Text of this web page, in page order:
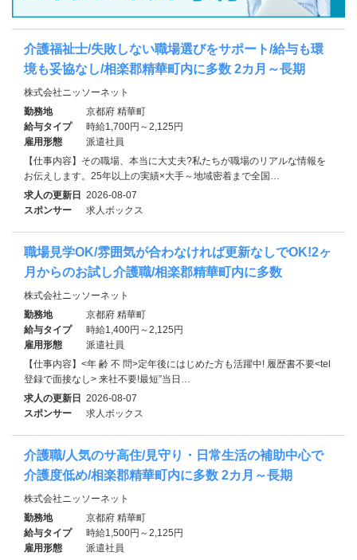
介護福祉士/失敗しない職場選びをサポート/給与も環
境も妥協なし/相楽郡精華町内に多数 2カ月～長期
株式会社ニッソーネット
勤務地
京都府 精華町
給与タイプ
時給1,700円～2,125円
雇用形態
派遣社員
【仕事内容】その職場、本当に大丈夫?私たちが職場のリアルな情報を
お伝えします。25年以上の実績×大手～地域密着まで全国…
求人の更新日 2026-08-07
スポンサー
求人ボックス
職場見学OK/雰囲気が合わなければ更新なしでOK!2ヶ
月からのお試し介護職/相楽郡精華町内に多数
株式会社ニッソーネット
勤務地
京都府 精華町
給与タイプ
時給1,400円～2,125円
雇用形態
派遣社員
【仕事内容】<年 齢 不 問>定年後にはじめた方も活躍中! 履歴書不要<tel
登録で面接なし> 来社不要!最短”当日…
求人の更新日 2026-08-07
スポンサー
求人ボックス
介護職/人気のサ高住/見守り・日常生活の補助中心で
介護度低め/相楽郡精華町内に多数 2カ月～長期
株式会社ニッソーネット
勤務地
京都府 精華町
給与タイプ
時給1,500円～2,125円
雇用形態
派遣社員